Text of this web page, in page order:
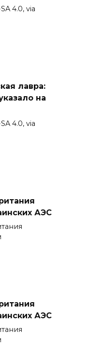
4.0, via
лавра:
на
4.0, via
АЭС
АЭС